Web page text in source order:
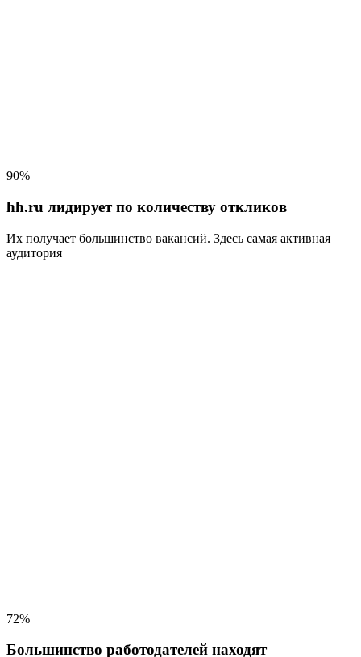
90%
hh.ru лидирует по количеству откликов
Их получает большинство вакансий. Здесь самая активная
аудитория
72%
Большинство работодателей находят